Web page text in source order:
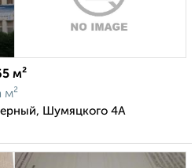
м²
м²
Шумяцкого 4А